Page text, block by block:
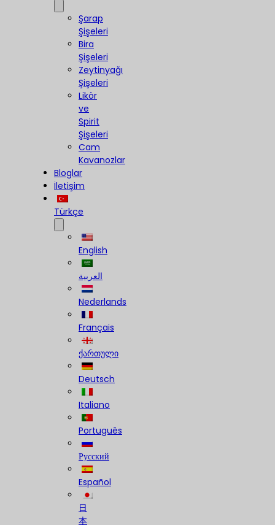
Şarap
Şişeleri
Bira
Şişeleri
Zeytinyağı
Şişeleri
Likör
ve
Spirit
Şişeleri
Cam
Kavanozlar
Bloglar
İletişim
Türkçe
English
العربية
Nederlands
Français
ქართული
Deutsch
Italiano
Português
Русский
Español
日
本